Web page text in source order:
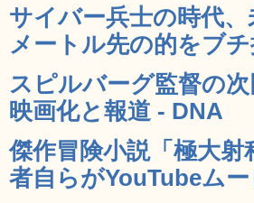
サイバー兵士の時代
メートル先の的をブ
スピルバーグ監督の
映画化と報道 - DNA
傑作冒険小説「極大
者自らがYouTubeム